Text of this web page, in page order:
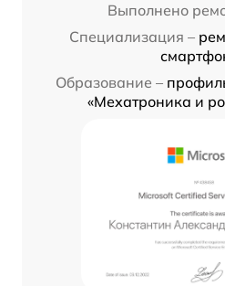
Выполнено
Специализация –
Образование –
«Мехатроника и